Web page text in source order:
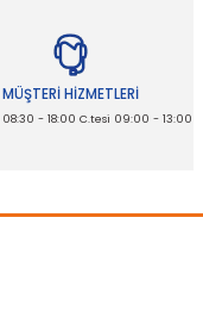
MÜŞTERİ HİZMETLERİ
- 18:00 C.tesi 09:00 - 13:00